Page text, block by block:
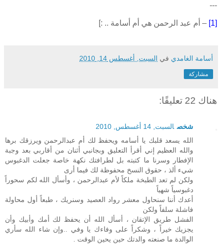
---
[1] – أم عبد الرحمن هي أم أسامة .. :]
أسامة الغامدي في السبت, أغسطس 14, 2010
مشاركة
هناك 22 تعليقًا:
شخص السبت, 14 أغسطس, 2010
الله يسعد قلبك يا أسامه ويحفظ لك أم عبدالرحمن ويرزقك برها
والله العظيم إني أقرأ التعليق وبجانبي أثنان من أقاربي بعد وجبة
الإفطار وسرنا ما كتبته بل لطرافتك نكهة خاصة جعلت الدغبوس
شيء ألذ ، حقوق النسخ محفوظة لك فيما أرى
ولكن لم تعد الطبخة ملكاً لأم عبدالرحمن ، وأسأل الله لكم سحوراً
دغبوسياً شهياً
أعدك أننا سنحاول معشر رواد العصيد وسنريك ، طبعاً أول محاولة
فاشلة سلفاً ولكن
الفشل طريق الإتقان ، أسأل الله أن يحفظ لك أمك وأبيك وأن
يجزيك خيراً ، وشكراً على وفاءك يا وفي ..وإن شاء الله سأري
الوالدة ما صنعته والدتك حين يحين الوقت .